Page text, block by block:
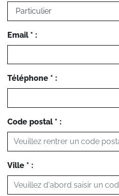
Email * :
Téléphone * :
Code postal * :
Ville * :